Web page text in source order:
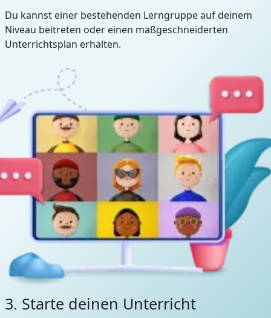
Du kannst einer bestehenden Lerngruppe auf deinem
Niveau beitreten oder einen maßgeschneiderten
Unterrichtsplan erhalten.
3. Starte deinen Unterricht